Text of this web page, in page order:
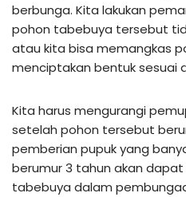
berbunga. Kita lakukan
pohon tabebuya tersebut
atau kita bisa memangkas
menciptakan bentuk sesuai
Kita harus mengurangi
setelah pohon tersebut
pemberian pupuk yang
berumur 3 tahun akan
tabebuya dalam